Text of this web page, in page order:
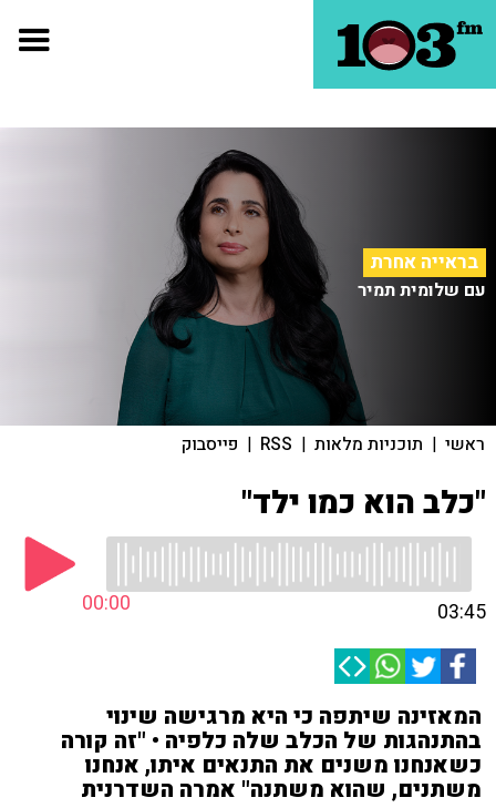
בראייה אחרת
עם שלומית תמיר
ראשי | תוכניות מלאות |
RSS
| פייסבוק
"כלב הוא כמו ילד"
00:00 03:45
המאזינה שיתפה כי היא מרגישה שינוי
בהתנהגות של הכלב שלה כלפיה • "זה קורה
כשאנחנו משנים את התנאים איתו, אנחנו
משתנים, שהוא משתנה" אמרה השדרנית